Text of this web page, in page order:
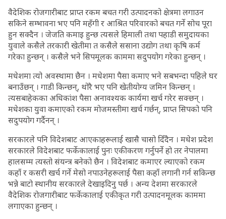
वैदेशिक रोजगारीबाट प्राप्त रकम बचत गरी उत्पादनको क्षेत्रमा लगाउन
सकिने सम्भावना भए पनि महँगी र आश्रित परिवारको बचत गर्ने सोच पूरा
हुन सक्दैन । जेजति कमाइ हुन्छ त्यसले हिमाली तथा पहाडी समुदायका
युवाले कसैले तरकारी खेतीमा त कसैले ससाना उद्योग तथा कृषि कर्म
गरेका हुन्छन् । कसैले भने सिपमूलक काममा सदुपयोग गरेका हुन्छन् ।
मधेशमा त्यो अवस्थामा छैन । मधेशमा पैसा कमाए भने सबभन्दा पहिले घर
बनाउँछन् । गाडी किन्छन्, थोरै भए पनि खेतीयोग्य जमिन किन्छन् ।
त्यसबाहेकका अधिकांश पैसा अनावश्यक कार्यमा खर्च गरेर सक्छन् ।
मधेशका युवा कमाएको रकम मोजमस्तीमा खर्च गर्छन्, प्राप्त सिपको पनि
सदुपयोग गर्दैनन् ।
सरकारले पनि विदेशबाट आएकाहरूलाई खासै चासो दिँदैन । मधेश प्रदेश
सरकारले विदेशबाट फर्केकालाई पुनः एकीकरण गर्नुपर्ने हो तर नेपालमा
हालसम्म त्यस्तो संयन्त्र बनेको छैन । विदेशबाट कमाएर ल्याएको रकम
कहाँ र कसरी खर्च गर्ने मेसो नपाउनेहरूलाई पैसा कहाँ लगानी गर्न सकिन्छ
भन्ने बाटो स्थानीय सरकारले देखाइदिनु पर्छ । अन्य देशमा सरकारले
वैदेशिक रोजगारीबाट फर्केकालाई एकीकृत गरी उत्पादनमूलक काममा
लगाएका हुन्छन् ।